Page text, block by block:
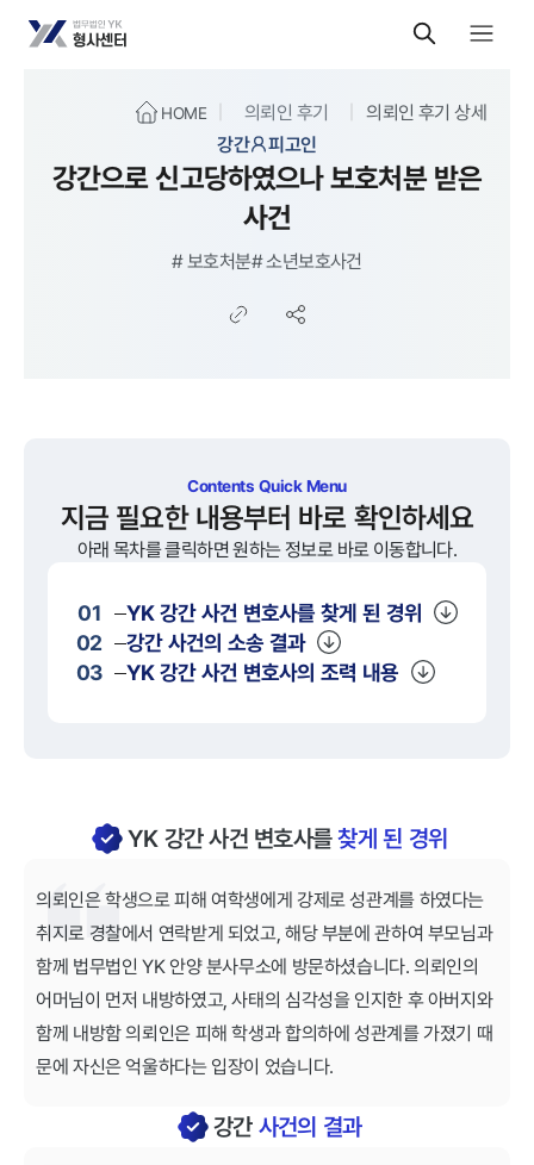
HOME 의뢰인 후기
의뢰인 후기 상세
강간
피고인
강간으로 신고당하였으나 보호처분 받은
사건
#보호처분#소년보호사건
Contents Quick Menu
지금 필요한 내용부터 바로 확인하세요
아래 목차를 클릭하면 원하는 정보로 바로 이동합니다.
01 YK강간사건 변호사를 찾게 된 경위
02
강간사건의 소송 결과
03
YK강간사건 변호사의 조력 내용
YK 강간 사건 변호사를찾게 된 경위
의뢰인은 학생으로 피해 여학생에게 강제로 성관계를 하였다는
취지로 경찰에서 연락받게 되었고, 해당 부분에 관하여 부모님과
함께 법무법인 YK 안양 분사무소에 방문하셨습니다. 의뢰인의
어머님이 먼저 내방하였고, 사태의 심각성을 인지한 후 아버지와
함께 내방함 의뢰인은 피해 학생과 합의하에 성관계를 가졌기 때
문에 자신은 억울하다는 입장이 었습니다.
강간 사건의 결과